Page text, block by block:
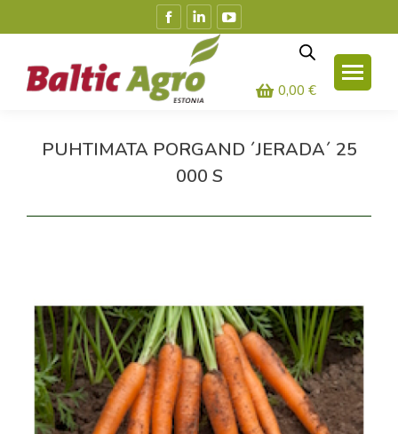
Facebook
leht
avaneb
uues
Linkedin
leht
avaneb
leht
uues 0,00 €
PUHTIMATA PORGAND ´JERADA´ 25
000 S